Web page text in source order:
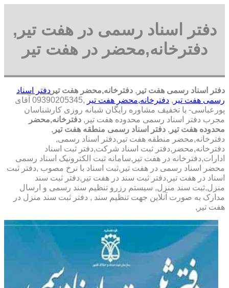
دفتر اسناد رسمی در هفت تیر,
دفترخانه,محضر در هفت تیر
دفتر اسناد رسمی هفت تیر , دفترخانه,محضر هفت تیر دفتر اسناد
رسمی هفت تیر , دفترخانه,محضر هفت تیر
,09390205345 آقای
پورعباسی- با تخفیف مشاوره رايگان شبانه روزی کارشناسان
مجرب دفتر اسناد رسمی محدوده هفت تیر, دفترخانه,محضر
محدوده هفت تیر , دفتر اسناد رسمی منطقه هفت تیر ,
دفترخانه,محضر منطقه هفت تیر,دفتر اسناد رسمی,
دفترخانه,محضر,دفتر ثبت اسناد شرکت,دفتر ثبت اسناد
ادارات,دفترخانه در هفت تیر,سامانه ثبت الکترونیک اسناد رسمی
محضر اسناد رسمی در هفت تیر,ثبت اسناد با نرخ مصوب ,دفتر ثبت
اسناد در هفت تیر,دفتر ثبت سند در هفت تیر,دفتر ثبت سند
منزل,ثبت سند منزل, سیستم رزرو تنظیم سند رسمی و ارسال
مدارک به صورت آنلاین جهت تنظیم سند , دفتر ثبت سند منزل در
هفت تیر,